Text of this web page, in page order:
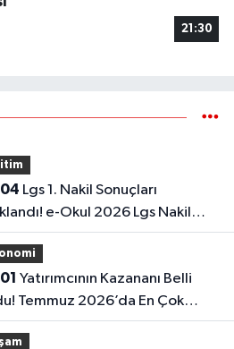
21:30
e-Okul 2026 Lgs Nakil
Sorgulama Ekranı
Temmuz 2026’da En Çok
Yatırım Aracı